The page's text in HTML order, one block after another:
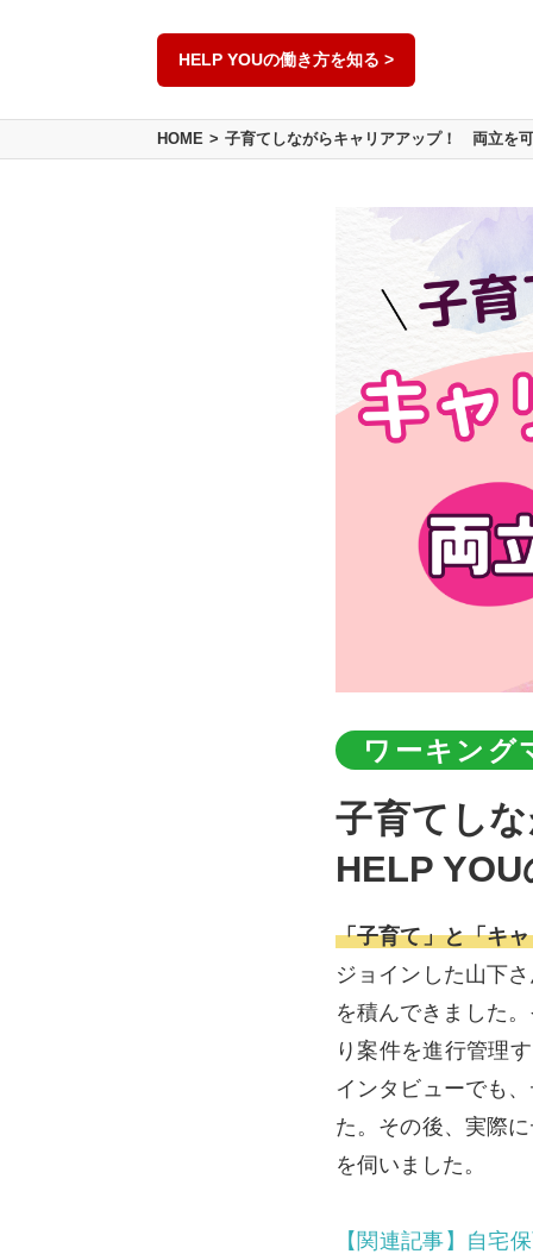
HELP YOUの働き方を知る >
HOME 子育てしながらキャリアアップ！ 両立を
ワーキング
子育てしながらキャリアアップ！ 両立を可能にする
HELP
「子育て」と「キ
ジョインした山下
を積んできました
り案件を進行管理
インタビューでも
た。その後、実際
を伺いました。
【関連記事】自宅